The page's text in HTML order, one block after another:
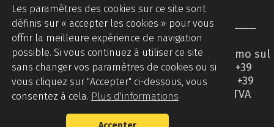
Les paramètres des cookies sur ce site sont
définis sur « accepter les cookies » pour vous
offrir la meilleure expérience de navigation
possible. Si vous continuez à utiliser ce site
sans changer vos paramètres de cookies ou si
vous cliquez sur "Accepter" ci-dessous, vous
consentez à cela. Plus d'informations
Piccinini Macchine Srl - Via Brodolini 2 - Caccamo sul
Lago - 62020 Serrapetrona MC - Italy - Tel +39
0733905544 - Tel +39 07331876442 - Mobile +39
3394508336 - info@piccininimacchine.it
- TVA